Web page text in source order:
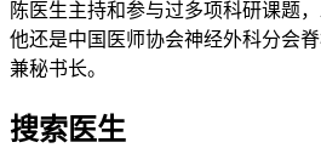
陈医生主持和参与过多项科研课题
他还是中国医师协会神经外科分会
兼秘书长。
搜索医生